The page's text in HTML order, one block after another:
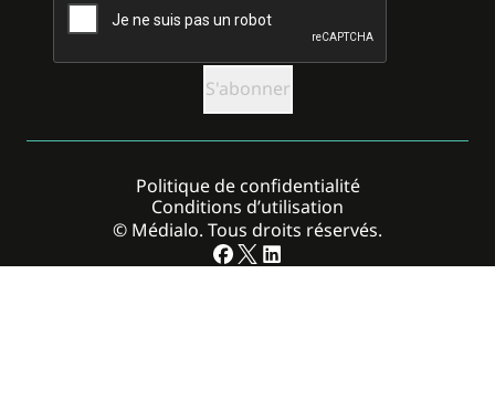
© Médialo. Tous droits réservés.
Politique de confidentialité
Conditions d’utilisation